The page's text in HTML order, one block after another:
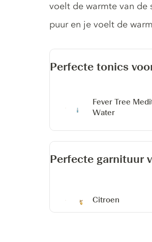
voelt de warmte van de
puur en je voelt de
Perfecte tonics
Fever Tree
Water
Perfecte garnituur
Citroen